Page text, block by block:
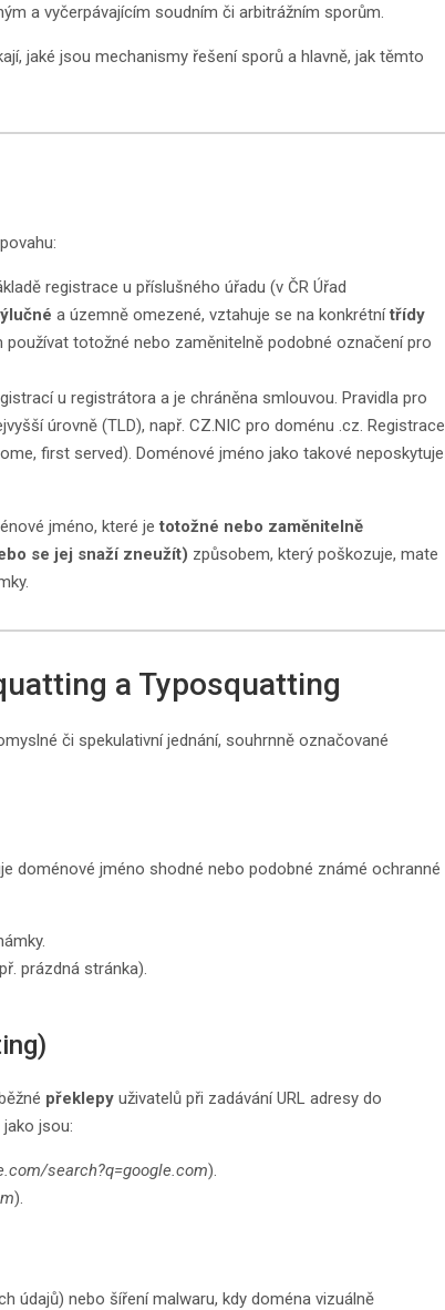
a vyčerpávajícím soudním či arbitrážním sporům.
jaké jsou mechanismy řešení sporů a hlavně, jak těmto
registrace u příslušného úřadu (v ČR Úřad
a územně omezené, vztahuje se na konkrétnítřídy
totožné nebo zaměnitelně podobné označení pro
u registrátora a je chráněna smlouvou. Pravidla pro
úrovně (TLD), např. CZ.NIC pro doménu .cz. Registrace
first served). Doménové jméno jako takové neposkytuje
jméno, které jetotožné nebo zaměnitelně
se jej snaží zneužít) způsobem, který poškozuje, mate
a Typosquatting
či spekulativní jednání, souhrnně označované
doménové jméno shodné nebo podobné známé ochranné
prázdná stránka).
překlepy uživatelů při zadávání URL adresy do
jsou:
search?q=google.com).
).
údajů) nebo šíření malwaru, kdy doména vizuálně